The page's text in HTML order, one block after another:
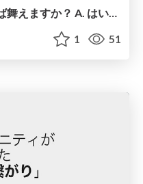
Q. 底辺作家でも流行に乗れば舞えますか？ A. はい。分析ランキング分析AIを使えば
1 51